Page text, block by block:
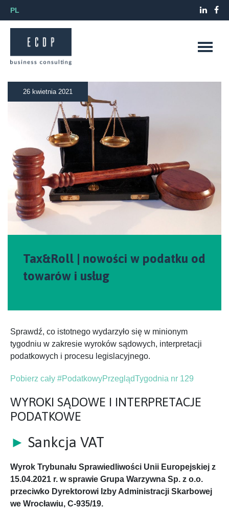
PL
26 kwietnia 2021
Tax&Roll | nowości w podatku od
towarów i usług
Sprawdź, co istotnego wydarzyło się w minionym
tygodniu w zakresie wyroków sądowych, interpretacji
podatkowych i procesu legislacyjnego.
Pobierz cały #PodatkowyPrzeglądTygodnia nr 129
WYROKI SĄDOWE I INTERPRETACJE
PODATKOWE
► Sankcja VAT
Wyrok Trybunału Sprawiedliwości Unii Europejskiej z
15.04.2021 r. w sprawie Grupa Warzywna Sp. z o.o.
przeciwko Dyrektorowi Izby Administracji Skarbowej
we Wrocławiu, C-935/19.